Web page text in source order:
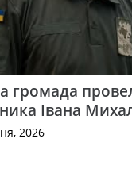
громада
Івана
2026